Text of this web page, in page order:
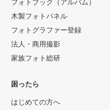
木製フォトパネル
フォトグラファー登録
法人・商用撮影
家族フォト総研
困ったら
はじめての方へ